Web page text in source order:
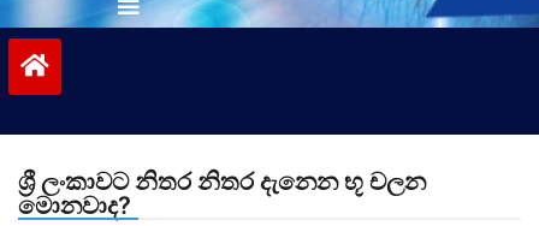
ශ්‍රී ලංකාවට නිතර නිතර දැනෙන භූ චලන
මොනවාද?